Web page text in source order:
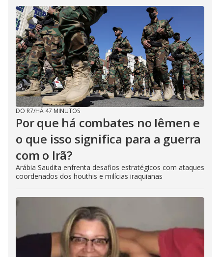
DO R7/HÁ 47 MINUTOS
Por que há combates no Iêmen e
o que isso significa para a guerra
com o Irã?
Arábia Saudita enfrenta desafios estratégicos com ataques
coordenados dos houthis e milícias iraquianas